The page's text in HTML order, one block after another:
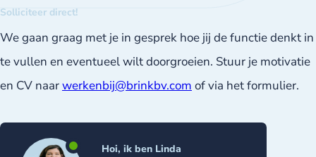
Solliciteer direct!
We gaan graag met je in gesprek hoe jij de functie denkt in
te vullen en eventueel wilt doorgroeien. Stuur je motivatie
en CV naarwerkenbij@brinkbv.com of via het formulier.
Hoi, ik ben Linda